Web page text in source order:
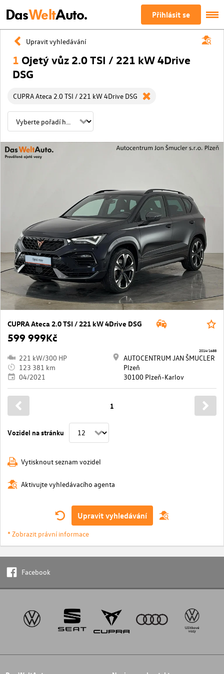
DasWeltAuto. Přihlásit se
Upravit vyhledávání
1 Ojetý vůz 2.0 TSI / 221 kW 4Drive
DSG
CUPRA Ateca 2.0 TSI / 221 kW 4Drive DSG
CUPRA Ateca 2.0 TSI / 221 kW 4Drive DSG
599 999Kč
221 kW/300 HP
123 381 km
04/2021
AUTOCENTRUM JAN ŠMUCLER
Plzeň
30100 Plzeň-Karlov
2014/1688
Vozidel na stránku
1
Vytisknout seznam vozidel
Aktivujte vyhledávacího agenta
Upravit vyhledávání
* Zobrazit právní informace
Facebook